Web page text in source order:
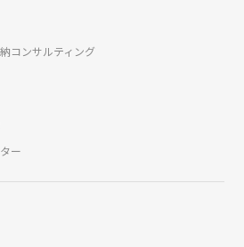
コンサルティング
ー